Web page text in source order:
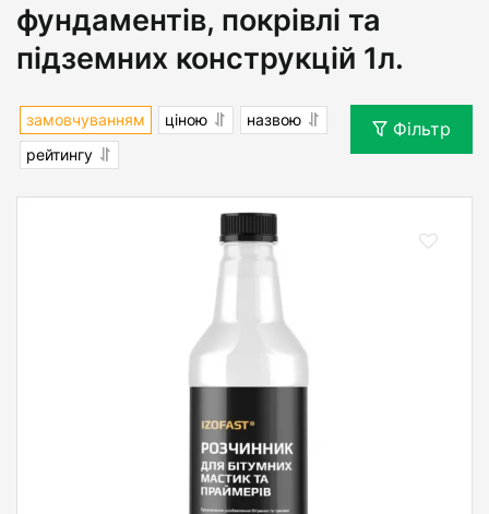
фундаментів, покрівлі та
підземних конструкцій 1л.
замовчуванням ціною
назвою
рейтингу
Фільтр